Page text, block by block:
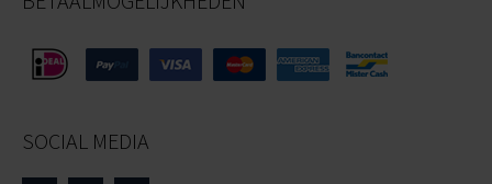
SOCIAL MEDIA